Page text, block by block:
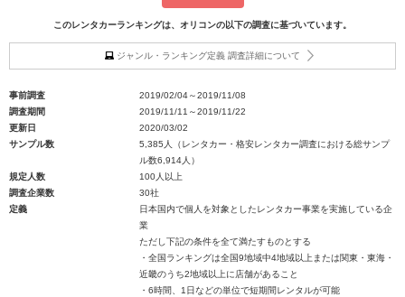
このレンタカーランキングは、オリコンの以下の調査に基づいています。
ジャンル・ランキング定義 調査詳細について
事前調査
2019/02/04～2019/11/08
調査期間
2019/11/11～2019/11/22
更新日
2020/03/02
サンプル数
5,385人（レンタカー・格安レンタカー調査における総サンプ
ル数6,914人）
規定人数
100人以上
調査企業数
30社
定義
日本国内で個人を対象としたレンタカー事業を実施している企
業
ただし下記の条件を全て満たすものとする
・全国ランキングは全国9地域中4地域以上または関東・東海・
近畿のうち2地域以上に店舗があること
・6時間、1日などの単位で短期間レンタルが可能